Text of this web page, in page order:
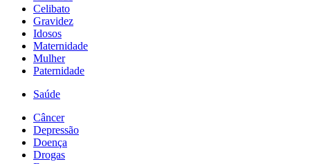
Celibato
Gravidez
Idosos
Maternidade
Mulher
Paternidade
Saúde
Câncer
Depressão
Doença
Drogas